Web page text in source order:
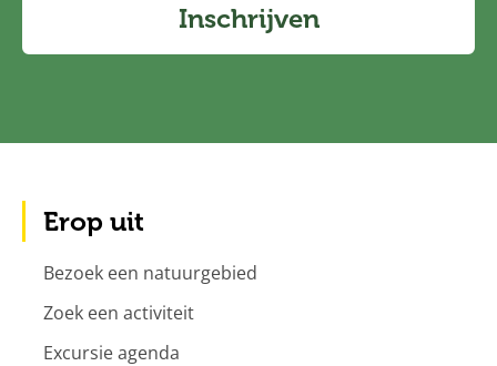
Inschrijven
Erop uit
Bezoek een natuurgebied
Zoek een activiteit
Excursie agenda